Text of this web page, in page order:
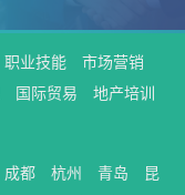
职业技能
市场营销
国际贸易
地产培训
成都 杭州 青岛
昆